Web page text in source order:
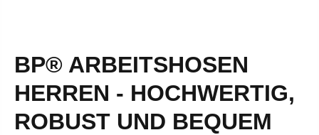
BP® ARBEITSHOSEN
HERREN - HOCHWERTIG,
ROBUST UND BEQUEM